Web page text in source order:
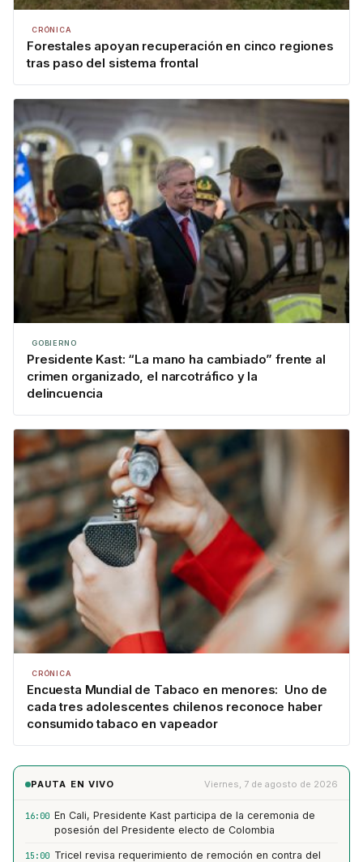
CRÓNICA
Forestales apoyan recuperación en cinco regiones
tras paso del sistema frontal
GOBIERNO
Presidente Kast: “La mano ha cambiado” frente al
crimen organizado, el narcotráfico y la
delincuencia
CRÓNICA
Encuesta Mundial de Tabaco en menores: Uno de
cada tres adolescentes chilenos reconoce haber
consumido tabaco en vapeador
PAUTA EN VIVO Viernes, 7 de agosto de 2026
16:00 En Cali, Presidente Kast participa de la ceremonia de
posesión del Presidente electo de Colombia
15:00 Tricel revisa requerimiento de remoción en contra del